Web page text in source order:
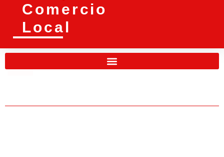
Comercio
Local